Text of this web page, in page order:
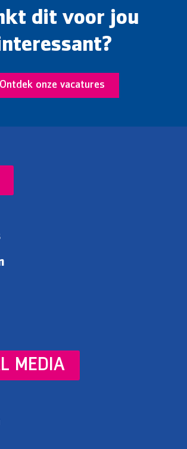
dit voor jou
Ontdek onze vacatures
MEDIA